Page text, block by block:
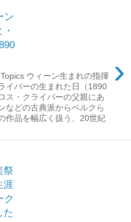
ン
›
ウィーン生まれの指揮
イバーの生まれた日（1890
ス・クライバーの父親にあ
などの古典派からベルクら
作品を幅広く扱う、20世紀
祭
涯
ク
た